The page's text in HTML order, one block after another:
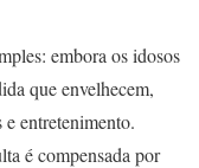
embora os idosos
que envelhecem,
entretenimento.
é compensada por